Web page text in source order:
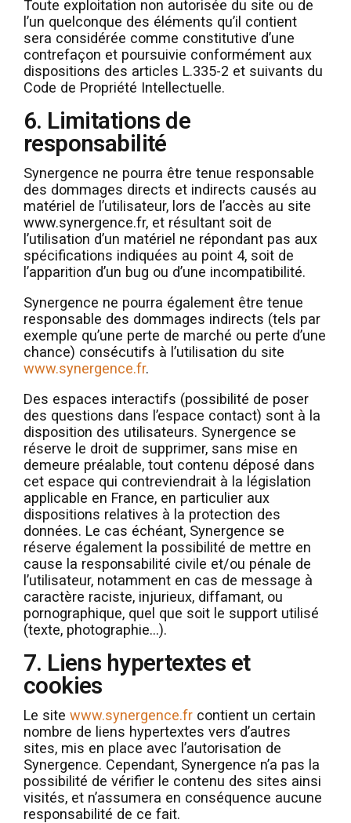
Toute exploitation non autorisée du site ou de
l’un quelconque des éléments qu’il contient
sera considérée comme constitutive d’une
contrefaçon et poursuivie conformément aux
dispositions des articles L.335-2 et suivants du
Code de Propriété Intellectuelle.
6. Limitations de
responsabilité
Synergence ne pourra être tenue responsable
des dommages directs et indirects causés au
matériel de l’utilisateur, lors de l’accès au site
www.synergence.fr, et résultant soit de
l’utilisation d’un matériel ne répondant pas aux
spécifications indiquées au point 4, soit de
l’apparition d’un bug ou d’une incompatibilité.
Synergence ne pourra également être tenue
responsable des dommages indirects (tels par
exemple qu’une perte de marché ou perte d’une
chance) consécutifs à l’utilisation du site
www.synergence.fr.
Des espaces interactifs (possibilité de poser
des questions dans l’espace contact) sont à la
disposition des utilisateurs. Synergence se
réserve le droit de supprimer, sans mise en
demeure préalable, tout contenu déposé dans
cet espace qui contreviendrait à la législation
applicable en France, en particulier aux
dispositions relatives à la protection des
données. Le cas échéant, Synergence se
réserve également la possibilité de mettre en
cause la responsabilité civile et/ou pénale de
l’utilisateur, notamment en cas de message à
caractère raciste, injurieux, diffamant, ou
pornographique, quel que soit le support utilisé
(texte, photographie…).
7. Liens hypertextes et
cookies
Le site www.synergence.fr contient un certain
nombre de liens hypertextes vers d’autres
sites, mis en place avec l’autorisation de
Synergence. Cependant, Synergence n’a pas la
possibilité de vérifier le contenu des sites ainsi
visités, et n’assumera en conséquence aucune
responsabilité de ce fait.